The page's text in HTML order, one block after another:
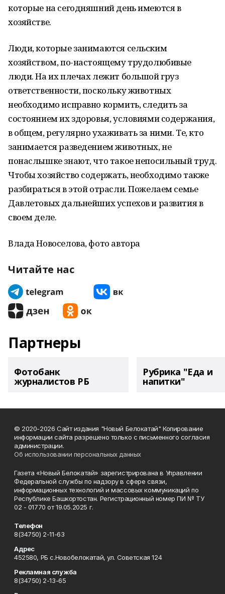
которые на сегодняшний день имеются в
хозяйстве.
Люди, которые занимаются сельским
хозяйством, по-настоящему трудолюбивые
люди. На их плечах лежит большой груз
ответственности, поскольку животных
необходимо исправно кормить, следить за
состоянием их здоровья, условиями содержания,
в общем, регулярно ухаживать за ними. Те, кто
занимается разведением животных, не
понаслышке знают, что такое непосильный труд.
Чтобы хозяйство содержать, необходимо также
разбираться в этой отрасли. Пожелаем семье
Давлетовых дальнейших успехов и развития в
своем деле.
Влада Новоселова, фото автора
Читайте нас
Партнеры
Фотобанк
журналистов РБ
Рубрика "Еда и
напитки"
© 2020-2026 Сайт издания "Новый Белокатай" Копирование
информации сайта разрешено только с письменного согласия
администрации.
Об использовании персональных данных
Газета «Новый Белокатай» зарегистрирована в Управлении
Федеральной службы по надзору в сфере связи,
информационных технологий и массовых коммуникаций по
Республике Башкортостан. Регистрационный номер ПИ № ТУ
02 - 01770 от 19.05.2025 г.
Телефон
8(34750) 2-11-63
Адрес
452580, РБ с.Новобелокатай, ул. Советская 124
Рекламная служба
8(34750) 2-13-65